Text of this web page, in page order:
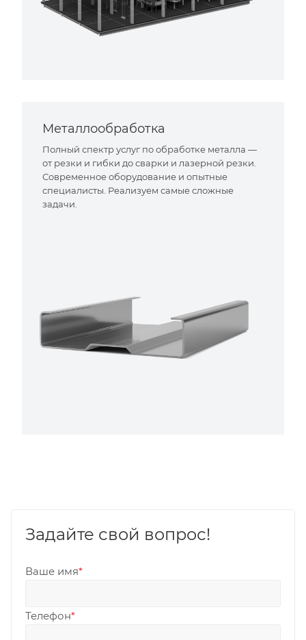
Металлообработка
Полный спектр услуг по обработке металла —
от резки и гибки до сварки и лазерной резки.
Современное оборудование и опытные
специалисты. Реализуем самые сложные
задачи.
Задайте свой вопрос!
Ваше имя*
Телефон*